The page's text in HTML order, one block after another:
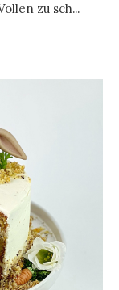
zu sch...